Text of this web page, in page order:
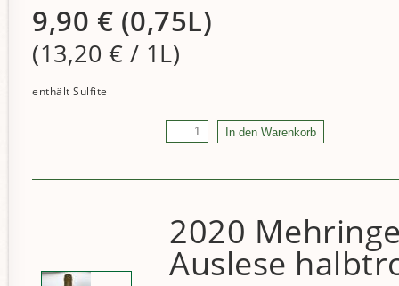
9,90 € (0,75L)
(13,20 € / 1L)
2020
Auslese